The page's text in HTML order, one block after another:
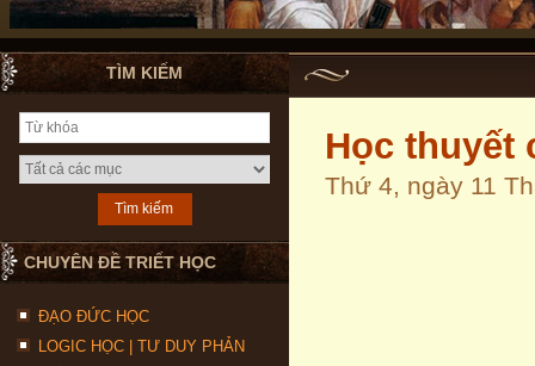
TÌM KIẾM
CHUYÊN ĐỀ TRIẾT HỌC
ĐẠO ĐỨC HỌC
LOGIC HỌC | TƯ DUY PHẢN
Học thuyết
Thứ 4, ngày 11